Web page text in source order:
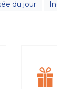
du jour